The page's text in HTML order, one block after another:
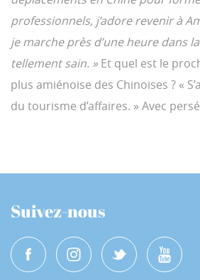
professionnels, j’adore revenir à
je marche près d’une heure dans
tellement sain. »Et quel est le
plus amiénoise des Chinoises ? «
du tourisme d’affaires. » Avec
Suivez-nous